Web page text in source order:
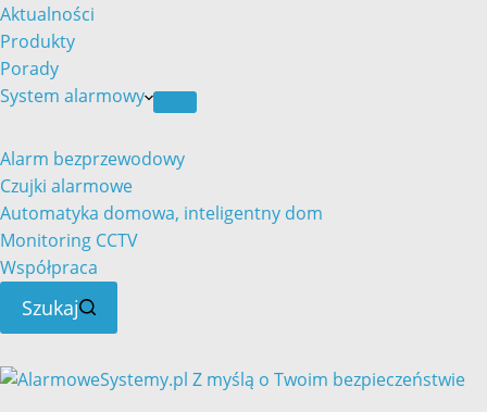
Aktualności
Produkty
Porady
System alarmowy
Alarm bezprzewodowy
Czujki alarmowe
Automatyka domowa, inteligentny dom
Monitoring CCTV
Współpraca
Szukaj